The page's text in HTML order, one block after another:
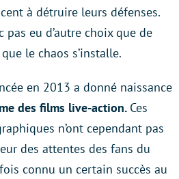
à détruire leurs défenses.
pas eu d’autre choix que de
le chaos s’installe.
en 2013 a donné naissance
des films live-action. Ces
n’ont cependant pas
des attentes des fans du
connu un certain succès au